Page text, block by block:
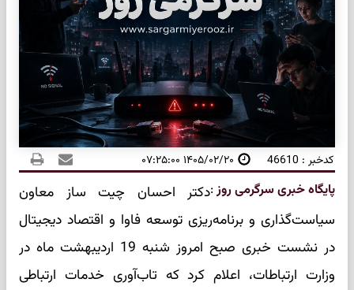
کدخبر : 46610 ۱۴۰۵/۰۲/۲۰ ۰۷:۲۵:۰۰
پایگاه خبری سرگرمی روز:دکتر احسان چیت ساز معاون
سیاست‌گذاری و برنامه‌ریزی توسعه فاوا و اقتصاد دیجیتال
در نشست خبری صبح امروز شنبه 19 اردیبهشت ماه در
وزارت ارتباطات، اعلام کرد که تاب‌آوری خدمات ارتباطی